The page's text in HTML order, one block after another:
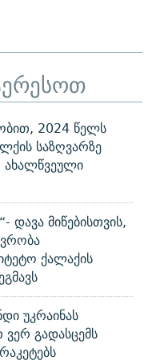
2024 წელს
საზღვარზე
ახალწვეული
დავა მიწებისთვის,
ქალაქის
უკრაინას
ვერ გადასცემს